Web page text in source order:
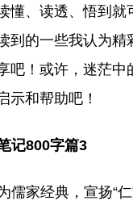
懂、读透、悟到就
到的一些我认为精
吧！或许，迷茫中
示和帮助吧！
记800字篇3
儒家经典，宣扬“仁